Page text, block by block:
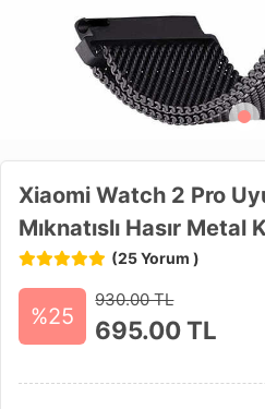
Xiaomi Watch 2 Pro
Mıknatıslı Hasır Metal
(25 Yorum )
%25
930.00 TL
695.00TL